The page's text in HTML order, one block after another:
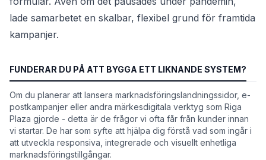
lade samarbetet en skalbar, flexibel grund för framtida
kampanjer.
FUNDERAR DU PÅ ATT BYGGA ETT LIKNANDE SYSTEM?
Om du planerar att lansera marknadsföringslandningssidor, e-
postkampanjer eller andra märkesdigitala verktyg som Riga
Plaza gjorde - detta är de frågor vi ofta får från kunder innan
vi startar. De har som syfte att hjälpa dig förstå vad som ingår i
att utveckla responsiva, integrerade och visuellt enhetliga
marknadsföringstillgångar.